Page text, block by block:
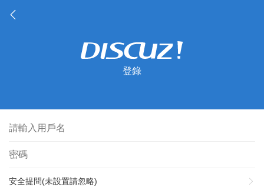
登錄
安全提問(未設置請忽略)